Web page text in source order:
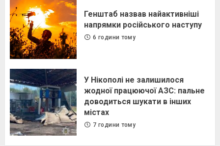
Генштаб назвав найактивніші
напрямки російського наступу
6 години тому
У Нікополі не залишилося
жодної працюючої АЗС: пальне
доводиться шукати в інших
містах
7 години тому